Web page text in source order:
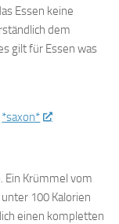
Essen keine
dem
gilt für Essen was
*saxon*
Ein Krümmel vom
100 Kalorien
einen kompletten